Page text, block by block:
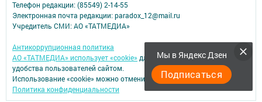
Мы в Яндекс Дзен
Подписаться
Телефон редакции: (85549) 2-14-55
Электронная почта редакции: paradox_12@mail.ru
Учредитель СМИ: АО «ТАТМЕДИА»
Антикоррупционная политика
АО «ТАТМЕДИА» использует «cookie»для персонализации сервисов и
удобства пользователей сайтом.
Использование «cookie» можно отменить в настройках браузера.
Политика конфиденциальности